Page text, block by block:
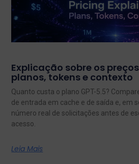
Explicação sobre os
planos, tokens e contexto
Quanto custa o plano GPT-5.5?
de entrada em cache e de saída e, em
número real de solicitações antes de
acesso.
Leia Mais